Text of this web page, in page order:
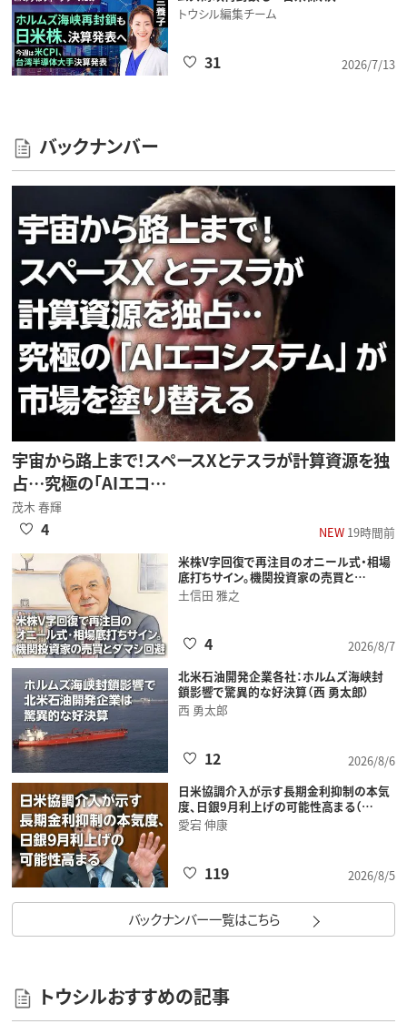
トウシル編集チーム
2026/7/13
31
バックナンバー
宇宙から路上まで！スペースXとテスラが計算資源を独
占…究極の「AIエコ…
茂木 春輝
NEW19時間前
4
米株V字回復で再注目のオニール式・相場
底打ちサイン。機関投資家の売買と…
土信田 雅之
2026/8/7
4
北米石油開発企業各社：ホルムズ海峡封
鎖影響で驚異的な好決算（西 勇太郎）
西 勇太郎
2026/8/6
12
日米協調介入が示す長期金利抑制の本気
度、日銀9月利上げの可能性高まる（…
愛宕 伸康
2026/8/5
119
バックナンバー一覧はこちら
トウシルおすすめの記事